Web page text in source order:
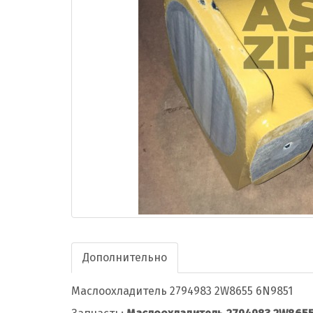
Дополнительно
Маслоохладитель 2794983 2W8655 6N9851